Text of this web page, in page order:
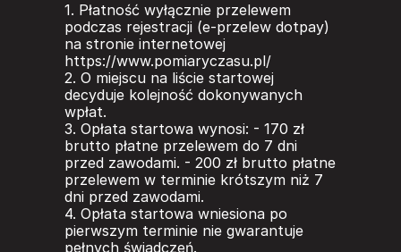
1. Płatność wyłącznie przelewem
podczas rejestracji (e-przelew dotpay)
na stronie internetowej
https://www.pomiaryczasu.pl/
2. O miejscu na liście startowej
decyduje kolejność dokonywanych
wpłat.
3. Opłata startowa wynosi: - 170 zł
brutto płatne przelewem do 7 dni
przed zawodami. - 200 zł brutto płatne
przelewem w terminie krótszym niż 7
dni przed zawodami.
4. Opłata startowa wniesiona po
pierwszym terminie nie gwarantuje
pełnych świadczeń.